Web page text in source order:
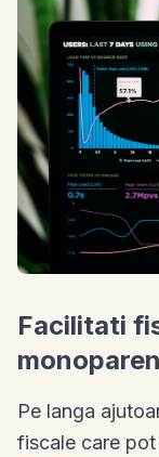
Facilitati
Pe langa
fiscale care